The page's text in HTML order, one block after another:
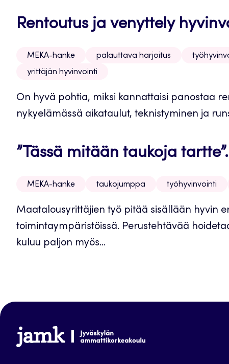
Rentoutus ja venyttely
MEKA-hanke palauttava harjoitus
yrittäjän hyvinvointi
On hyvä pohtia, miksi kannattaisi panostaa
nykyelämässä aikataulut, teknistyminen ja
”Tässä mitään taukoja
MEKA-hanke taukojumppa työhyvinvointi
Maatalousyrittäjien työ pitää sisällään hyvin
toimintaympäristöissä. Perustehtävää
kuluu paljon myös...
www.jamk.fi